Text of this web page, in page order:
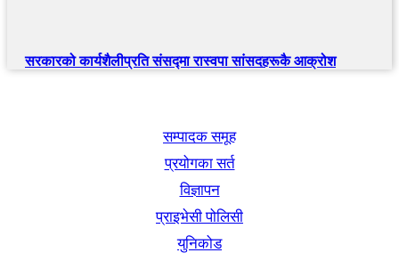
सरकारको कार्यशैलीप्रति संसद्‍मा रास्वपा सांसदहरूकै आक्रोश
सम्पादक समूह
प्रयोगका सर्त
विज्ञापन
प्राइभेसी पोलिसी
युनिकोड